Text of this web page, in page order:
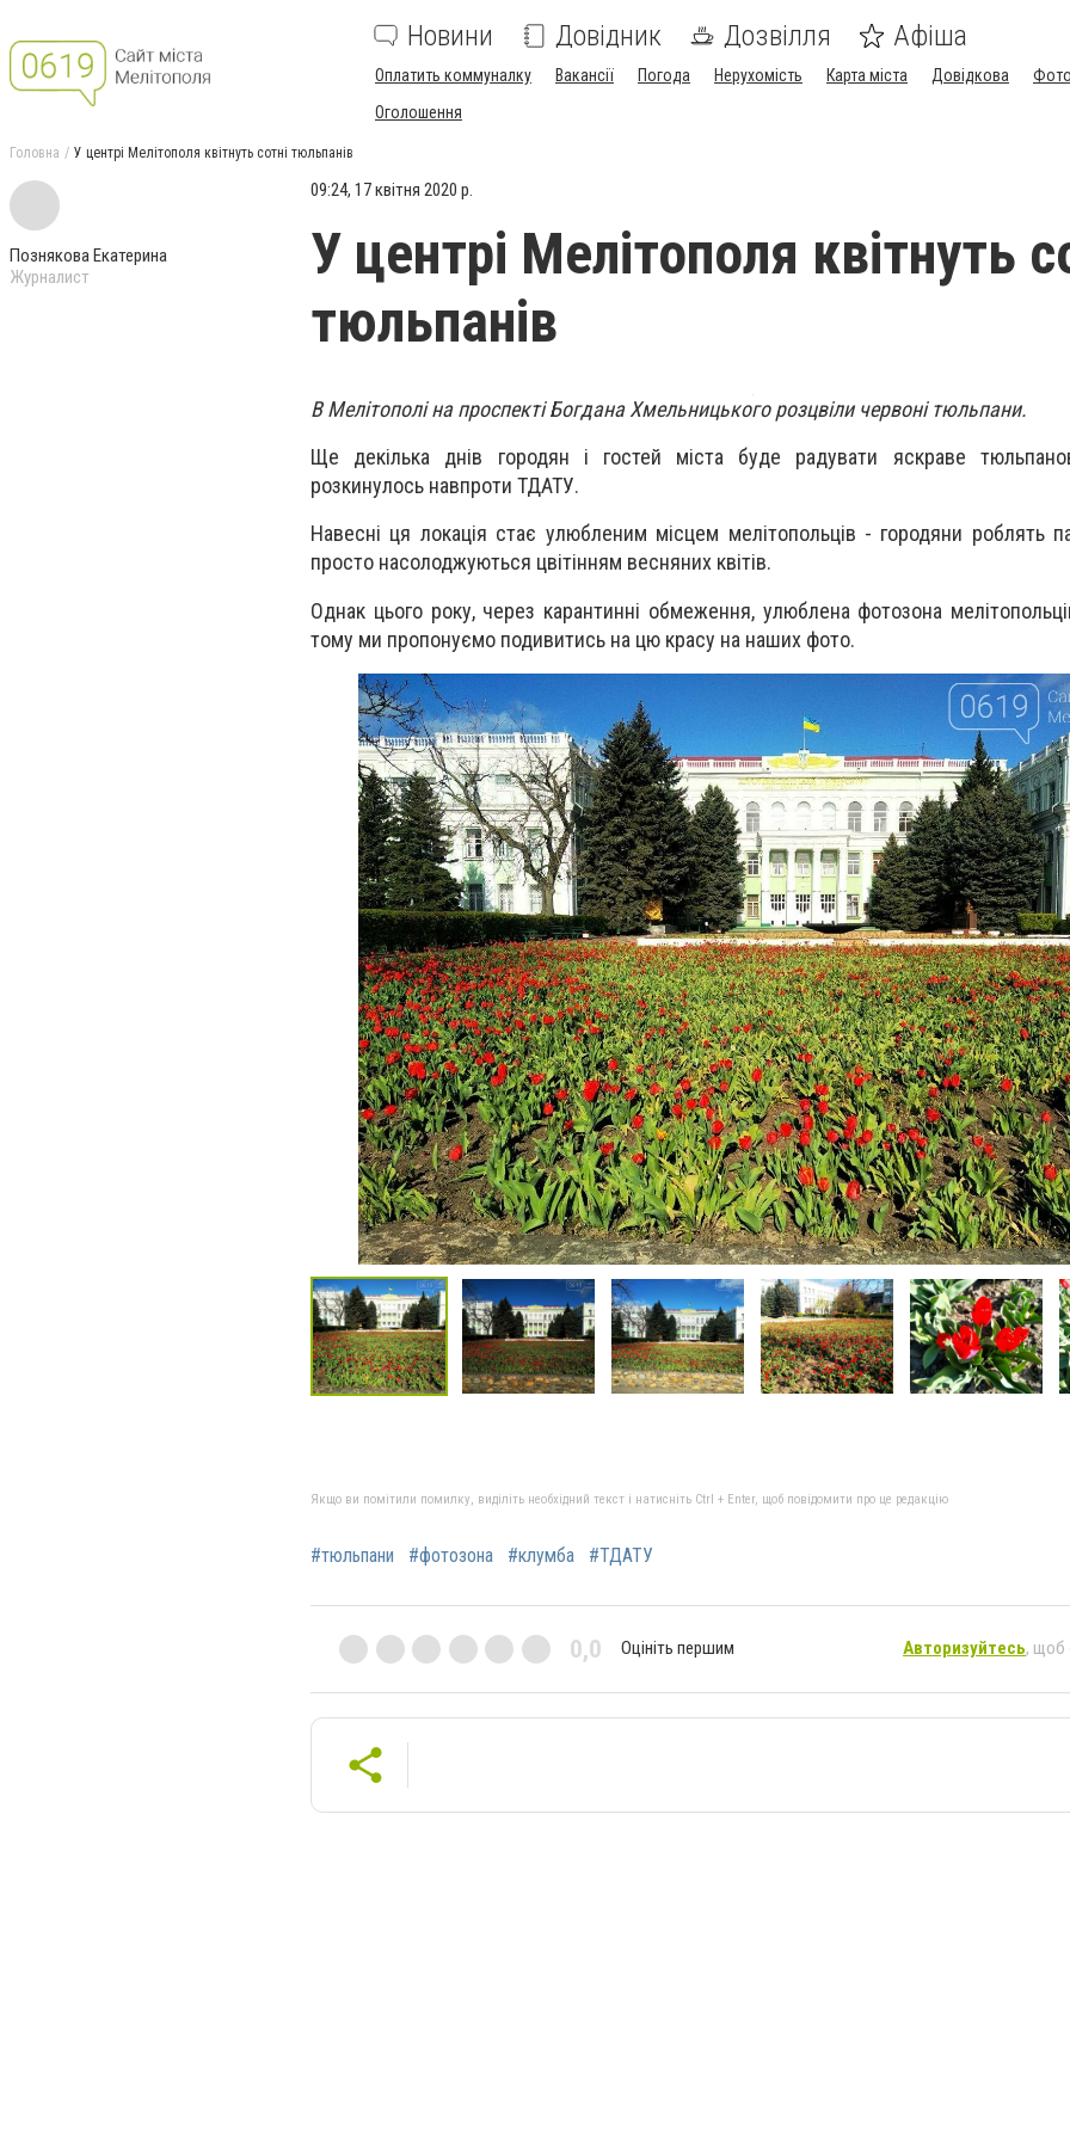
Новини Довідник Дозвілля Афіша
Оплатить коммуналку Вакансії Погода Нерухомість Карта міста Довідкова
Оголошення
Головна У центрі Мелітополя квітнуть сотні тюльпанів
Познякова Екатерина
Журналист
09:24, 17 квітня 2020 р.
У центрі Мелітополя квітнуть
тюльпанів
В Мелітополі на проспекті Богдана Хмельницького розцвіли червоні тюльпани.
Ще декілька днів городян і гостей міста буде радувати яскраве
розкинулось навпроти ТДАТУ.
Навесні ця локація стає улюбленим місцем мелітопольців - городяни роблять
просто насолоджуються цвітінням весняних квітів.
Однак цього року, через карантинні обмеження, улюблена фотозона
тому ми пропонуємо подивитись на цю красу на наших фото.
Якщо ви помітили помилку, виділіть необхідний текст і натисніть Ctrl + Enter, щоб повідомити про це редакцію
#тюльпани #фотозона #клумба #ТДАТУ
0,0 Оцініть першим Авторизуйтесь, щоб